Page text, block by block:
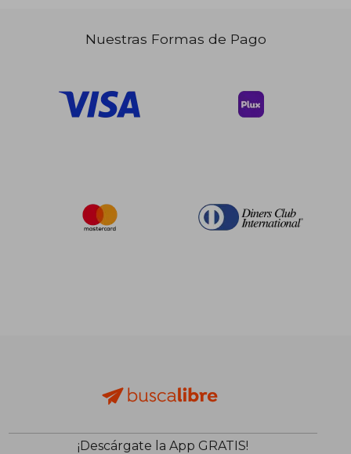
Nuestras Formas de Pago
¡Descárgate la App GRATIS!